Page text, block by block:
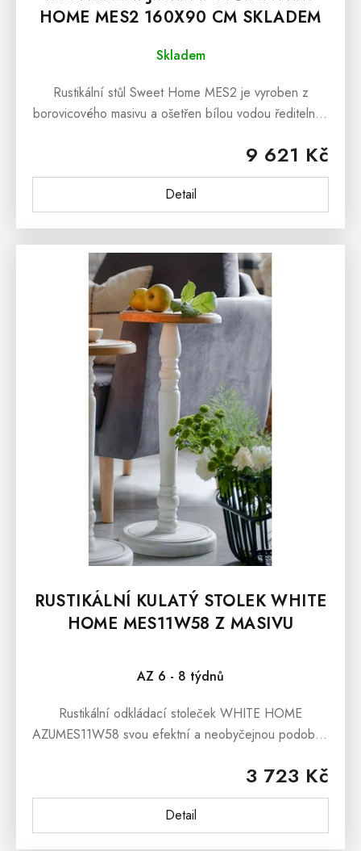
HOME MES2 160X90 CM SKLADEM
Skladem
9 621 Kč
Detail
Rustikální stůl Sweet Home MES2 je vyroben z
borovicového masivu a ošetřen bílou vodou ředitelnou
odstínu sv. hnědá medová....
RUSTIKÁLNÍ KULATÝ STOLEK WHITE
HOME MES11W58 Z MASIVU
AZ 6 - 8 týdnů
3 723 Kč
Detail
Rustikální odkládací stoleček WHITE HOME
AZUMES11W58 svou efektní a neobyčejnou podobou
design. Je vyroben z masivního...